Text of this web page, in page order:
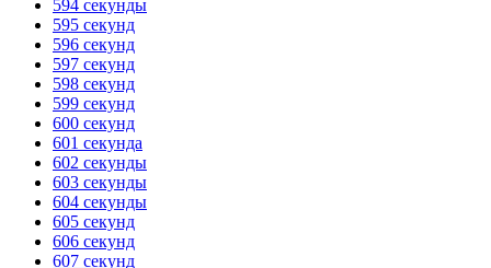
594 секунды
595 секунд
596 секунд
597 секунд
598 секунд
599 секунд
600 секунд
601 секунда
602 секунды
603 секунды
604 секунды
605 секунд
606 секунд
607 секунд